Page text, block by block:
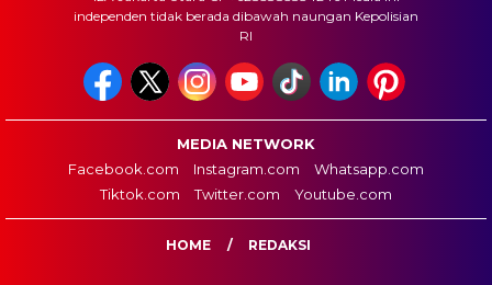
independen tidak berada dibawah naungan Kepolisian
RI
MEDIA NETWORK
Facebook.com
Instagram.com
Whatsapp.com
Tiktok.com
Twitter.com Youtube.com
HOME REDAKSI